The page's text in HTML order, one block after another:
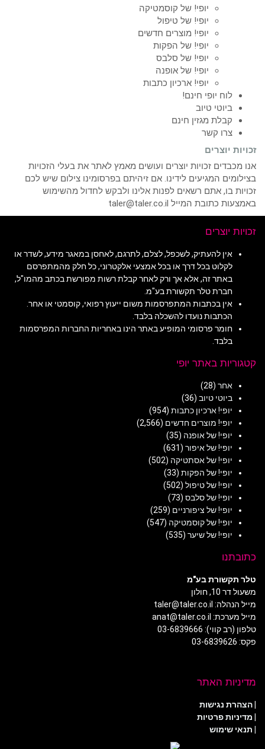
יופי! של קוסמטיקה
יופי! של טיפול
יופי! מוצרים חדשים
יופי! של הפקות
יופי! של סלבס
יופי! של אופנה
יופי! ארכיון כתבות
לוח יופי חינם!
ביוטי טיוב
קבלת מגזין חינם
צרו קשר
זכויות יוצרים
אנו מכבדים זכויות יוצרים ועושים מאמץ לאתר את בעלי הזכויות
בצילומים המגיעים לידינו. אם זיהיתם בפרסומינו צילום שיש לכם
זכויות בו, אתם רשאים לפנות אלינו ולבקש לחדול מהשימוש
באמצעות כתובת המייל taler@taler.co.il
זכויות יוצרים
אין להעתיק, לשכפל, לצלם, לתרגם, לאחסן במאגר מידע, לשדר או
לקלוט בכל דרך או בכל אמצעי אלקטרוני, כל חלק מהמתפרסם
באתר זה, אלא אך ורק לאחר קבלת רשות מפורשת בכתב מהמו"ל,
חברת טלר תקשורת בע"מ.
אין בכתבות המתפרסמות משום ייעוץ רפואי, קוסמטי או אחר.
הכתבות נועדו להשכלה בלבד.
חומר פרסומי המופיע באתר הינו באחריות החברות המפרסמות
בלבד.
קטגוריות באתר יופי
אחר (28)
ביוטי טיוב (36)
יופי! ארכיון כתבות (954)
יופי! מוצרים חדשים (2,566)
יופי! של אופנה (35)
יופי! של איפור (631)
יופי! של אסתטיקה (502)
יופי! של הפקות (33)
יופי! של טיפול (502)
יופי! של סלבס (73)
יופי! של ציפורניים (259)
יופי! של קוסמטיקה (547)
יופי! של שיער (535)
כתובתנו
טלר תקשורת בע"מ
משעול דר 10, חולון
מייל הנהלה: taler@taler.co.il
מייל מערכת: anat@taler.co.il
טלפון (רב קווי): 03-6839666
פקס: 03-6839626
מדיניות האתר
הצהרת נגישות
מדיניות פרטיות
| תנאי שימוש